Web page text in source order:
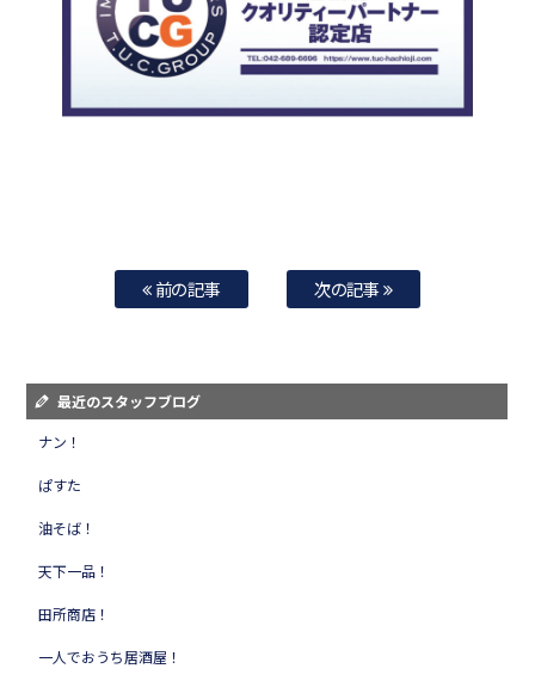
前の記事 次の記事
最近のスタッフブログ
ナン！
ぱすた
油そば！
天下一品！
田所商店！
一人でおうち居酒屋！